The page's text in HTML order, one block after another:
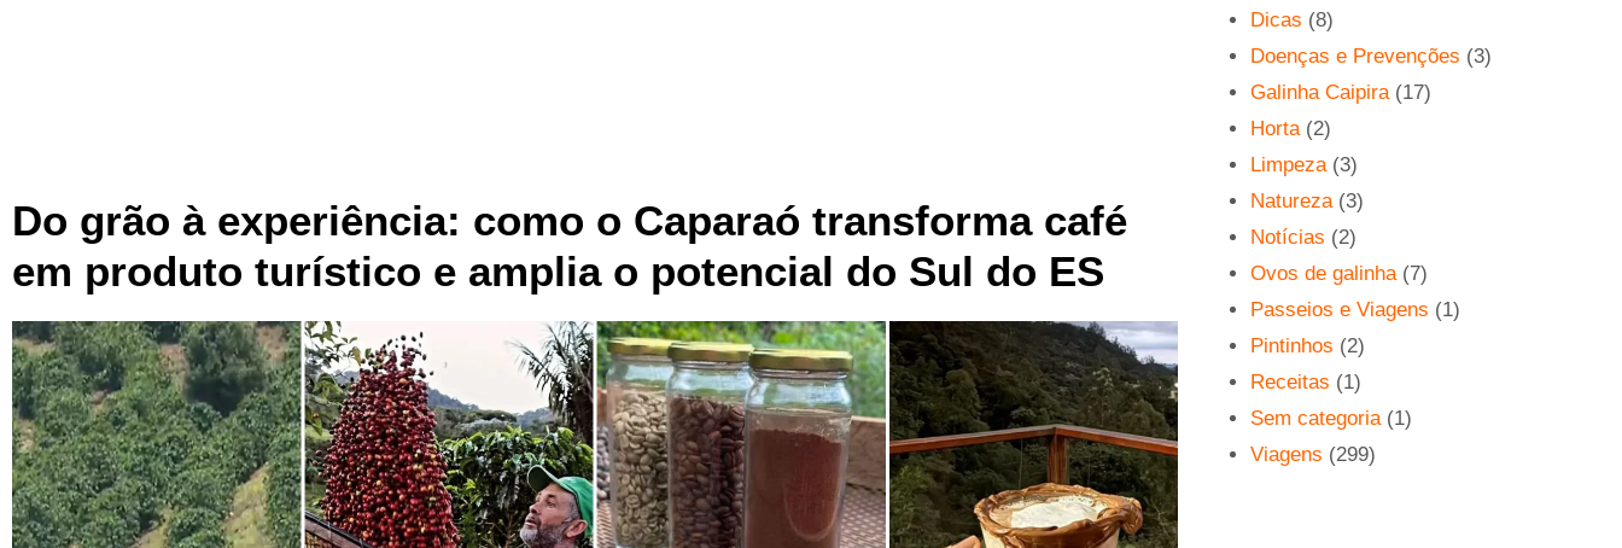
Do grão à experiência: como o Caparaó transforma café
em produto turístico e amplia o potencial do Sul do ES
Dicas (8)
Doenças e Prevenções (3)
Galinha Caipira(17)
Horta(2)
Limpeza(3)
Natureza(3)
Notícias (2)
Ovos de galinha(7)
Passeios e Viagens (1)
Pintinhos (2)
Receitas (1)
Sem categoria(1)
Viagens (299)